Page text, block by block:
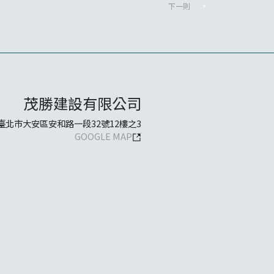
下一則
茂勝建設有限公司
北市大安區安和路一段32號12樓之3
GOOGLE MAP